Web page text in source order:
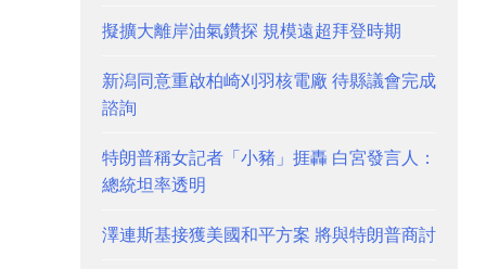
擬擴大離岸油氣鑽探 規模遠超拜登時期
新潟同意重啟柏崎刈羽核電廠 待縣議會完成
諮詢
特朗普稱女記者「小豬」捱轟 白宮發言人：
總統坦率透明
澤連斯基接獲美國和平方案 將與特朗普商討